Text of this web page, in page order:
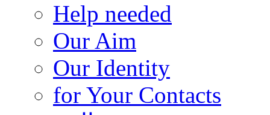
Help needed
Our Aim
Our Identity
for Your Contacts